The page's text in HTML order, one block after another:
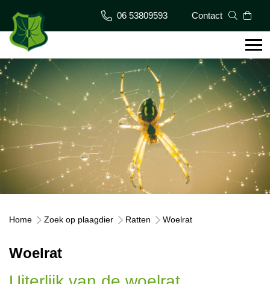
06 53809593 Contact
Home Zoek op plaagdier Ratten Woelrat
Woelrat